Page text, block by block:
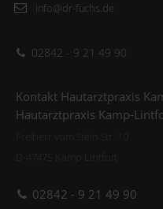
info@dr-fuchs.de
02842 - 9 21 49 90
Kontakt Hautarztpraxis
Hautarztpraxis Kamp-
02842 - 9 21 49 90